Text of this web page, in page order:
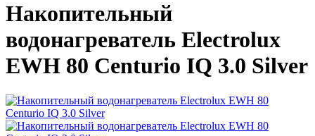
Накопительный
водонагреватель Electrolux
EWH 80 Centurio IQ 3.0 Silver